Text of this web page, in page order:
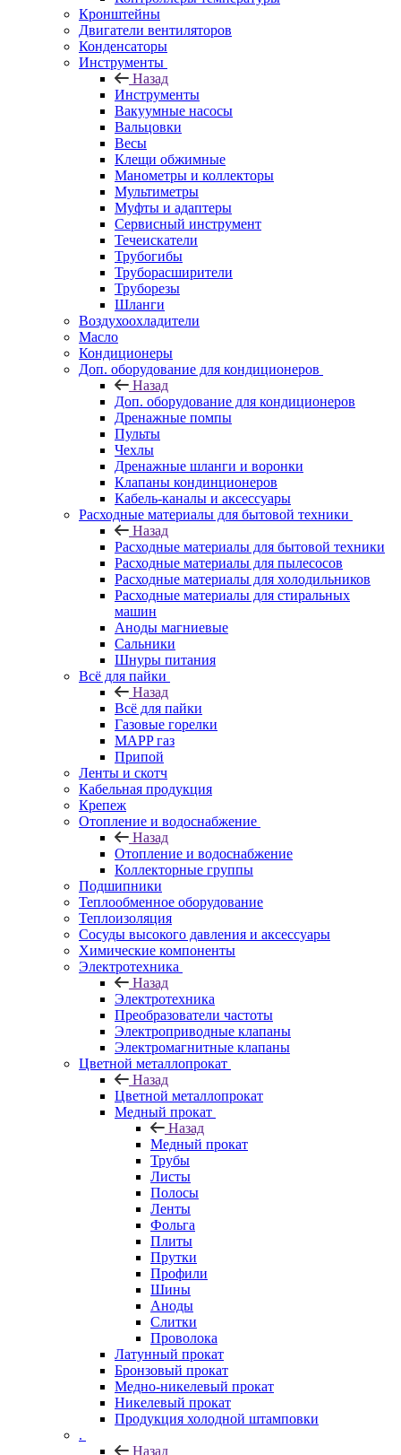
Кронштейны
Двигатели вентиляторов
Конденсаторы
Инструменты
Назад
Инструменты
Вакуумные насосы
Вальцовки
Весы
Клещи обжимные
Манометры и коллекторы
Мультиметры
Муфты и адаптеры
Сервисный инструмент
Течеискатели
Трубогибы
Труборасширители
Труборезы
Шланги
Воздухоохладители
Масло
Кондиционеры
Доп. оборудование для кондиционеров
Назад
Доп. оборудование для кондиционеров
Дренажные помпы
Пульты
Чехлы
Дренажные шланги и воронки
Клапаны кондинционеров
Кабель-каналы и аксессуары
Расходные материалы для бытовой техники
Назад
Расходные материалы для бытовой техники
Расходные материалы для пылесосов
Расходные материалы для холодильников
Расходные материалы для стиральных
машин
Аноды магниевые
Сальники
Шнуры питания
Всё для пайки
Назад
Всё для пайки
Газовые горелки
MAPP газ
Припой
Ленты и скотч
Кабельная продукция
Крепеж
Отопление и водоснабжение
Назад
Отопление и водоснабжение
Коллекторные группы
Подшипники
Теплообменное оборудование
Теплоизоляция
Сосуды высокого давления и аксессуары
Химические компоненты
Электротехника
Назад
Электротехника
Преобразователи частоты
Электроприводные клапаны
Электромагнитные клапаны
Цветной металлопрокат
Назад
Цветной металлопрокат
Медный прокат
Назад
Медный прокат
Трубы
Листы
Полосы
Ленты
Фольга
Плиты
Прутки
Профили
Шины
Аноды
Слитки
Проволока
Латунный прокат
Бронзовый прокат
Медно-никелевый прокат
Никелевый прокат
Продукция холодной штамповки
.
Назад